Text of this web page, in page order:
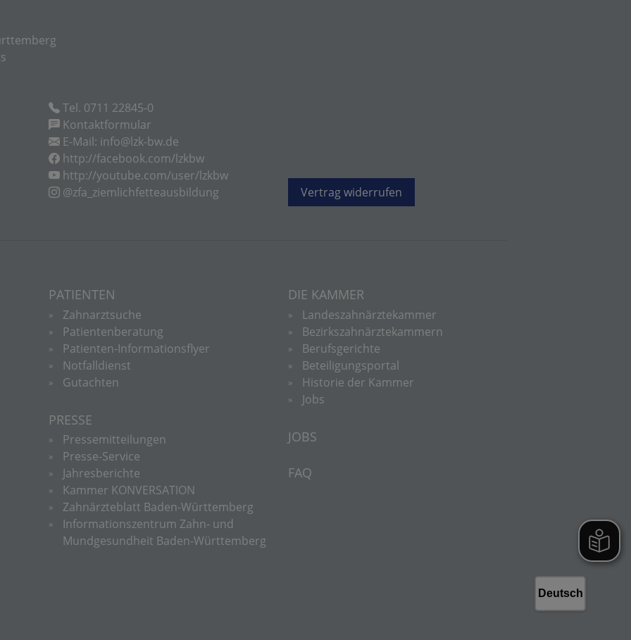
Tel. 0711 22845-0
Kontaktformular
E-Mail: info@lzk-bw.de
http://facebook.com/lzkbw
http://youtube.com/user/lzkbw
@zfa_ziemlichfetteausbildung
Vertrag widerrufen
PATIENTEN
Zahnarztsuche
Patientenberatung
Patienten-Informationsflyer
Notfalldienst
Gutachten
PRESSE
Pressemitteilungen
Presse-Service
Jahresberichte
Kammer KONVERSATION
Zahnärzteblatt Baden-Württemberg
Informationszentrum Zahn- und
Mundgesundheit Baden-Württemberg
DIE KAMMER
Landeszahnärztekammer
Bezirkszahnärztekammern
Berufsgerichte
Beteiligungsportal
Historie der Kammer
Jobs
JOBS
FAQ